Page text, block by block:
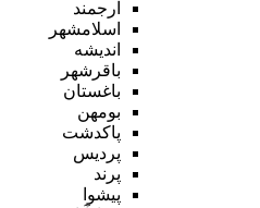
ارجمند
اسلامشهر
اندیشه
باقرشهر
باغستان
بومهن
پاکدشت
پردیس
پرند
پیشوا